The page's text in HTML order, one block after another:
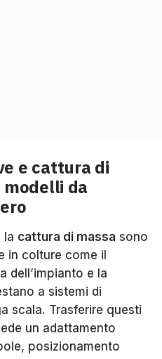
e cattura di
da
la cattura di massa sono
in colture come il
dell’impianto e la
a sistemi di
scala. Trasferire questi
un adattamento
posizionamento